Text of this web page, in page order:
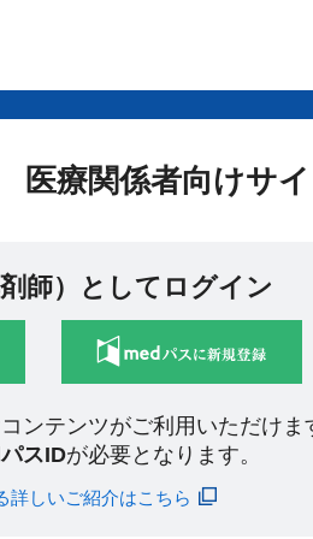
医療関係者向けサ
師）としてログイン
ンテンツがご利用いただけま
スIDが必要となります。
詳しいご紹介はこちら